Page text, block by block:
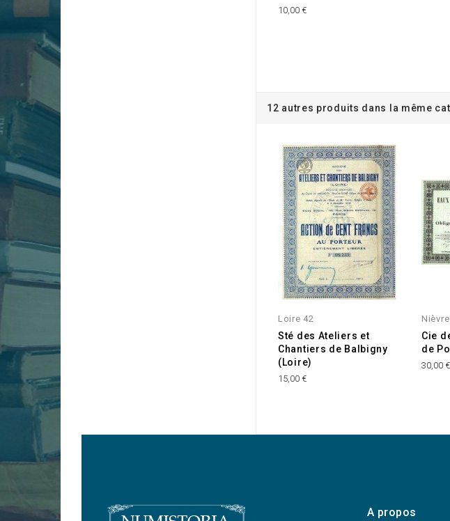
10,00 €
12 autres produits dans la même
Loire 42
Sté des Ateliers et
Chantiers de Balbigny
(Loire)
15,00 €
Cie
de
30,00 €
A propos